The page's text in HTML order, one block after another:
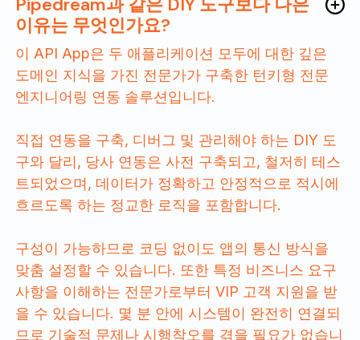
이유는 무엇인가요?
이 API App은 두 애플리케이션 모두에 대한 깊은
도메인 지식을 가진 전문가가 구축한 턴키형 전문
엔지니어링 연동 솔루션입니다.
직접 연동을 구축, 디버그 및 관리해야 하는 DIY 도
구와 달리, 당사 연동은 사전 구축되고, 철저히 테스
트되었으며, 데이터가 정확하고 안정적으로 적시에
흐르도록 하는 정교한 로직을 포함합니다.
구성이 가능하므로 코딩 없이도 앱의 통신 방식을
맞춤 설정할 수 있습니다. 또한 특정 비즈니스 요구
사항을 이해하는 전문가로부터 VIP 고객 지원을 받
을 수 있습니다. 몇 분 안에 시스템이 완전히 연결되
므로 기술적 문제나 시행착오를 겪을 필요가 없습니